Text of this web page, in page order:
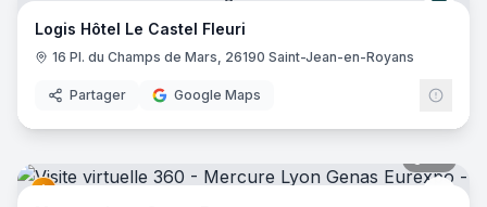
Logis Hôtel Le Castel Fleuri
16 Pl. du Champs de Mars, 26190 Saint-Jean-en-Royans
Partager Google Maps